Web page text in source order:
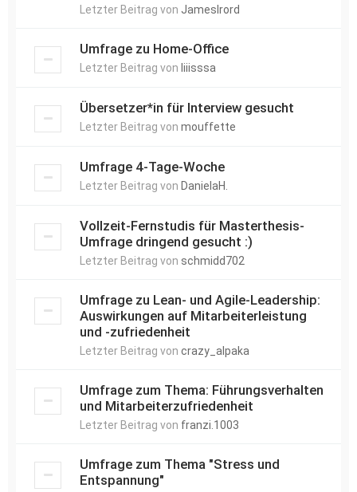
Letzter Beitrag von JamesIrord
Umfrage zu Home-Office
Letzter Beitrag von liiisssa
Übersetzer*in für Interview gesucht
Letzter Beitrag von mouffette
Umfrage 4-Tage-Woche
Letzter Beitrag von DanielaH.
Vollzeit-Fernstudis für Masterthesis-
Umfrage dringend gesucht :)
Letzter Beitrag von schmidd702
Umfrage zu Lean- und Agile-Leadership:
Auswirkungen auf Mitarbeiterleistung
und -zufriedenheit
Letzter Beitrag von crazy_alpaka
Umfrage zum Thema: Führungsverhalten
und Mitarbeiterzufriedenheit
Letzter Beitrag von franzi.1003
Umfrage zum Thema "Stress und
Entspannung"